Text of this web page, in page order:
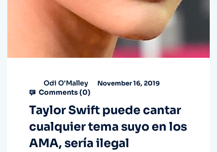
Odi O'Malley November 16, 2019
Comments (0)
Taylor Swift puede cantar
cualquier tema suyo en los
AMA, sería ilegal